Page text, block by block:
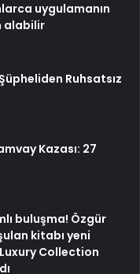
uygulamanın
alabilir
Ruhsatsız
Kazası: 27
buluşma! Özgür
kitabı yeni
Luxury Collection